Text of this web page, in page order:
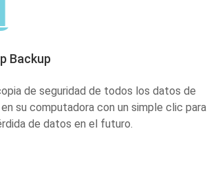
Backup
de seguridad de todos los datos de
su computadora con un simple clic para
de datos en el futuro.